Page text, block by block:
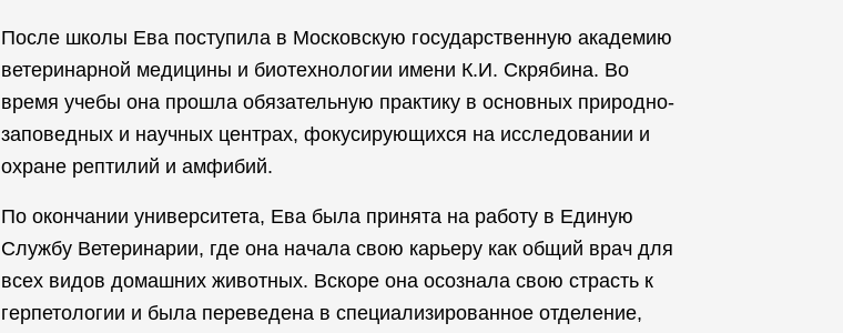
После школы Ева поступила в Московскую государственную академию
ветеринарной медицины и биотехнологии имени К.И. Скрябина. Во
время учебы она прошла обязательную практику в основных природно-
заповедных и научных центрах, фокусирующихся на исследовании и
охране рептилий и амфибий.
По окончании университета, Ева была принята на работу в Единую
Службу Ветеринарии, где она начала свою карьеру как общий врач для
всех видов домашних животных. Вскоре она осознала свою страсть к
герпетологии и была переведена в специализированное отделение,